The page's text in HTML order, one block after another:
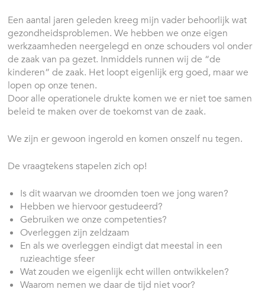
Een aantal jaren geleden kreeg mijn vader behoorlijk wat
gezondheidsproblemen. We hebben we onze eigen
werkzaamheden neergelegd en onze schouders vol onder
de zaak van pa gezet. Inmiddels runnen wij de “de
kinderen” de zaak. Het loopt eigenlijk erg goed, maar we
lopen op onze tenen.
Door alle operationele drukte komen we er niet toe samen
beleid te maken over de toekomst van de zaak.
We zijn er gewoon ingerold en komen onszelf nu tegen.
De vraagtekens stapelen zich op!
Is dit waarvan we droomden toen we jong waren?
Hebben we hiervoor gestudeerd?
Gebruiken we onze competenties?
Overleggen zijn zeldzaam
En als we overleggen eindigt dat meestal in een
ruzieachtige sfeer
Wat zouden we eigenlijk echt willen ontwikkelen?
Waarom nemen we daar de tijd niet voor?